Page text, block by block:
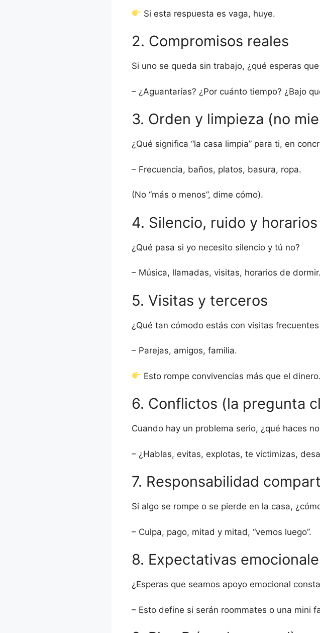
Si esta respuesta es vaga, huye.
2. Compromisos reales
Si uno se queda sin trabajo, ¿qué esperas
– ¿Aguantarías? ¿Por cuánto tiempo? ¿Bajo
3. Orden y limpieza (no
¿Qué significa “la casa limpia” para ti, en
– Frecuencia, baños, platos, basura, ropa.
(No “más o menos”, dime cómo).
4. Silencio, ruido y horarios
¿Qué pasa si yo necesito silencio y tú no?
– Música, llamadas, visitas, horarios de dormir.
5. Visitas y terceros
¿Qué tan cómodo estás con visitas
– Parejas, amigos, familia.
Esto rompe convivencias más que el dinero.
6. Conflictos (la pregunta
Cuando hay un problema serio, ¿qué haces
– ¿Hablas, evitas, explotas, te victimizas,
7. Responsabilidad
Si algo se rompe o se pierde en la casa,
– Culpa, pago, mitad y mitad, “vemos luego”.
8. Expectativas
¿Esperas que seamos apoyo emocional
– Esto define si serán roommates o una mini